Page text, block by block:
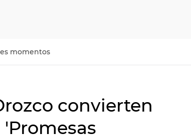
momentos
convierten